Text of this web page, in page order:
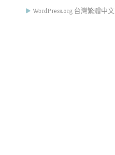
WordPress.org 台灣繁體中文